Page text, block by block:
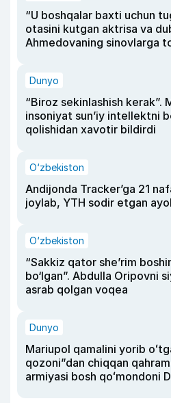
“U boshqalar baxti uchun
otasini kutgan aktrisa va
Ahmedovaning sinovlarga
Dunyo
“Biroz sekinlashish kerak”.
insoniyat sun’iy intellektni
qolishidan xavotir bildirdi
O‘zbekiston
Andijonda Tracker’ga 21
joylab, YTH sodir etgan
O‘zbekiston
“Sakkiz qator she’rim
bo‘lgan”. Abdulla Oripovni
asrab qolgan voqea
Dunyo
Mariupol qamalini yorib
qozoni”dan chiqqan
armiyasi bosh qoʻmondoni